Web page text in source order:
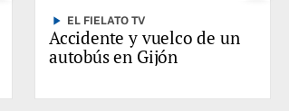
play_arrow EL FIELATO TV
Accidente y vuelco de un
autobús en Gijón